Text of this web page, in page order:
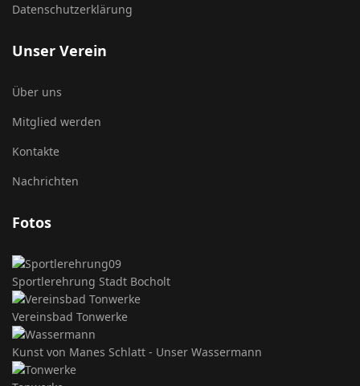
Datenschutzerklärung
Unser Verein
Über uns
Mitglied werden
Kontakte
Nachrichten
Fotos
Sportlerehrung Stadt Bocholt
Vereinsbad Tonwerke
Kunst von Manes Schlatt - Unser Wassermann